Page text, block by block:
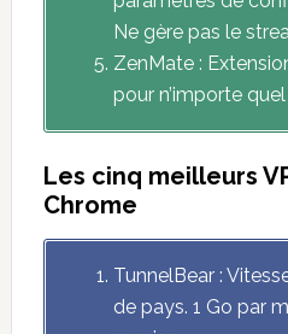
Ne gère pas le
ZenMate :
pour n’importe
Les cinq meilleurs
Chrome
TunnelBear :
de pays. 1 Go par